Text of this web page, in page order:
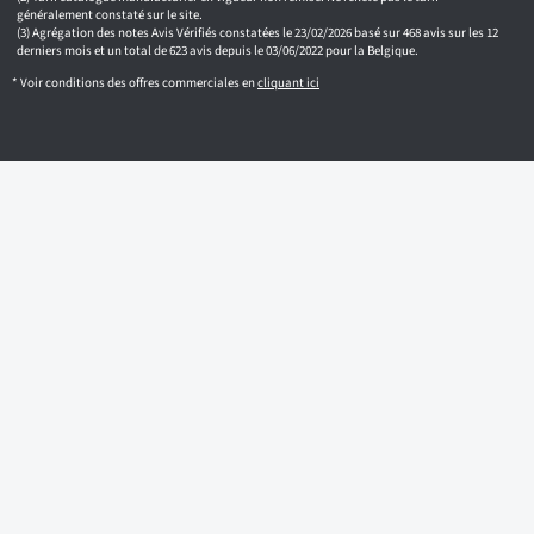
généralement constaté sur le site.
Agrégation des notes Avis Vérifiés constatées le 23/02/2026 basé sur 468 avis sur les 12
derniers mois et un total de 623 avis depuis le 03/06/2022 pour la Belgique.
* Voir conditions des offres commerciales encliquant ici